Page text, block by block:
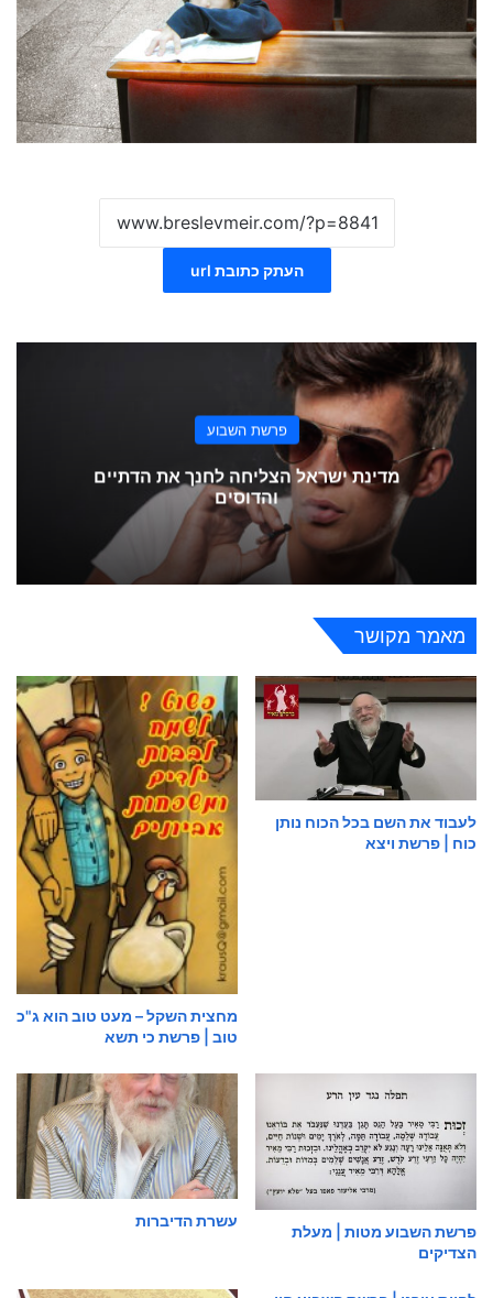
העתק כתובת url
פרשת השבוע
מדינת ישראל הצליחה לחנך את הדתיים
והדוסים
מאמר מקושר
לעבוד את השם בכל הכוח נותן
כוח | פרשת ויצא
מחצית השקל – מעט טוב הוא ג"כ
טוב | פרשת כי תשא
פרשת השבוע מטות | מעלת
הצדיקים
עשרת הדיברות